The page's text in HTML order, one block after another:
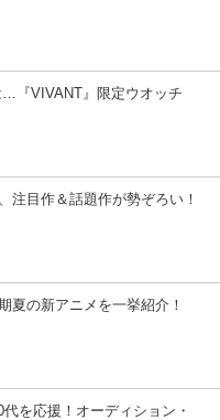
『VIVANT』限定ウオッチ
注目作＆話題作が勢ぞろい！
夏の新アニメを一挙紹介！
を応援！オーディション・